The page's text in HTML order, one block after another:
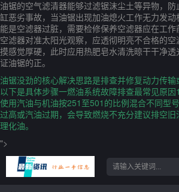
油锯的空气滤清器能够过滤锯沫尘土等异物，
缸恶劣事故，当油锯出现加油熄火工作无力发
能是空滤器过脏，需要检修保养空滤器应在工
空滤器对准太阳光观察，应透彻明亮不合格的
摸感觉厚硬，此时应用热肥皂水清洗晾干干净
证油锯的正。
油锯没劲的核心解决思路是排查并修复动力传输
以下是具体步骤一燃油系统故障排查最常见原
使用汽油与机油按251至501的比例混合不同型
过高或汽油过期，会导致燃烧不充分建议排空
理化油。
">